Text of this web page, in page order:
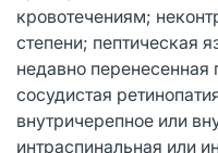
кровотечениям;
степени; пептическая
недавно
сосудистая
внутричерепное или
интраспинальная или